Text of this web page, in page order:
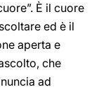
È il cuore
ed è il
aperta e
che
ad